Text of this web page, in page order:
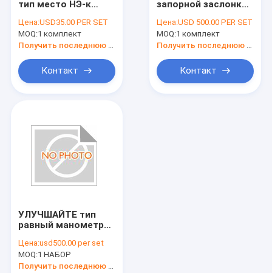
Штуцеры коллектора линии связи
компоненты буровой установки
механически уплотнения
регулировать инструменты
Соединения месторождения нефти
Гидравлические силовые колпачки
тип место НЭ-к
МУДКИНГ ДЭМКО
шеи тела НБР
литого железа
дуктильное
железное
Цена:USD35.00 PER SET
MOQ:1 комплект
Получить последнюю цену
Контакт
запорной заслонки
металла стиля З23И
для того чтобы
Метал
тело легированной
стали, соединение,
служил фланцем,
соединение БВ
Цена:USD 500.00 PER SET
MOQ:1 комплект
Получить последнюю цену
Контакт
УЛУЧШАЙТЕ тип
равный манометра
моделируют
соединение конца 7
2" стандарт Walt
Цена:usd500.00 per set
MOQ:1 НАБОР
Получить последнюю цену